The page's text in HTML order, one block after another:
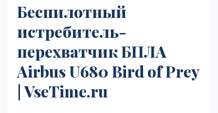
Беспилотный
истребитель-
перехватчик БПЛА
Airbus U680 Bird of Prey
| VseTime.ru